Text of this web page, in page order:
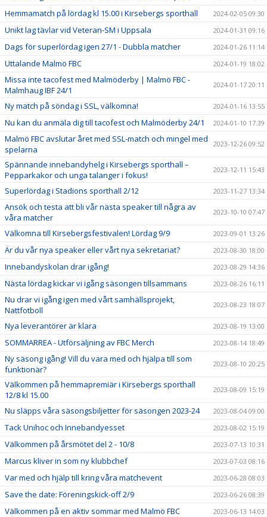
Hemmamatch på lördag kl 15.00 i Kirsebergs sporthall 2024-02-05 09:30
Unikt lag tävlar vid Veteran-SM i Uppsala 2024-01-31 09:16
Dags för superlördag igen 27/1 - Dubbla matcher 2024-01-26 11:14
Uttalande Malmö FBC 2024-01-19 18:02
Missa inte tacofest med Malmöderby | Malmö FBC -
Malmhaug IBF 24/1
2024-01-17 20:11
Ny match på söndag i SSL, välkomna! 2024-01-16 13:55
Nu kan du anmäla dig till tacofest och Malmöderby 24/1 2024-01-10 17:39
Malmö FBC avslutar året med SSL-match och mingel med
spelarna
2023-12-26 09:52
Spännande innebandyhelg i Kirsebergs sporthall –
Pepparkakor och unga talanger i fokus!
2023-12-11 15:43
Superlördag i Stadions sporthall 2/12 2023-11-27 13:34
Ansök och testa att bli vår nästa speaker till några av
våra matcher
2023-10-10 07:47
Välkomna till Kirsebergsfestivalen! Lördag 9/9 2023-09-01 13:26
Är du vår nya speaker eller vårt nya sekretariat? 2023-08-30 18:00
Innebandyskolan drar igång! 2023-08-29 14:36
Nästa lördag kickar vi igång säsongen tillsammans 2023-08-26 16:11
Nu drar vi igång igen med vårt samhällsprojekt,
Nattfotboll
2023-08-23 18:07
Nya leverantörer är klara 2023-08-19 13:00
SOMMARREA - Utförsäljning av FBC Merch 2023-08-14 18:49
Ny säsong igång! Vill du vara med och hjälpa till som
funktionär?
2023-08-10 20:25
Välkommen på hemmapremiär i Kirsebergs sporthall
12/8 kl 15.00
2023-08-09 15:19
Nu släpps våra säsongsbiljetter för säsongen 2023-24 2023-08-04 09:00
Tack Unihoc och Innebandyesset 2023-08-02 15:19
Välkommen på årsmötet del 2 - 10/8 2023-07-13 10:31
Marcus kliver in som ny klubbchef 2023-07-03 08:16
Var med och hjälp till kring våra matchevent 2023-06-28 08:03
Save the date: Föreningskick-off 2/9 2023-06-26 08:39
Välkommen på en aktiv sommar med Malmö FBC 2023-06-13 14:03